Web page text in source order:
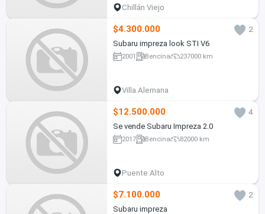
Chillán Viejo
$4.300.000
2
Subaru impreza look STI V6
2001 Bencina 237000 km
Villa Alemana
$12.500.000
4
Se vende Subaru Impreza 2.0
2017 Bencina 82000 km
Puente Alto
$7.100.000
2
Subaru impreza